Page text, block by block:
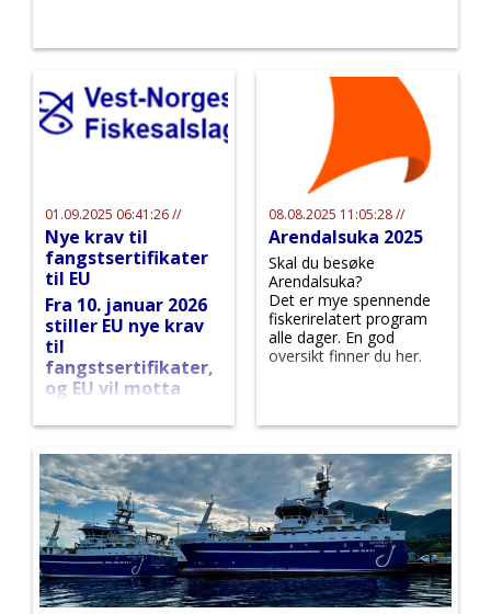
01.09.2025 06:41:26 //
Nye krav til
fangstsertifikater
til EU
Fra 10. januar 2026
stiller EU nye krav
til
fangstsertifikater,
og EU vil motta
elektronisk.
08.08.2025 11:05:28 //
Arendalsuka 2025
Skal du besøke
Arendalsuka?
Det er mye spennende
fiskerirelatert program
alle dager. En god
oversikt finner du her.